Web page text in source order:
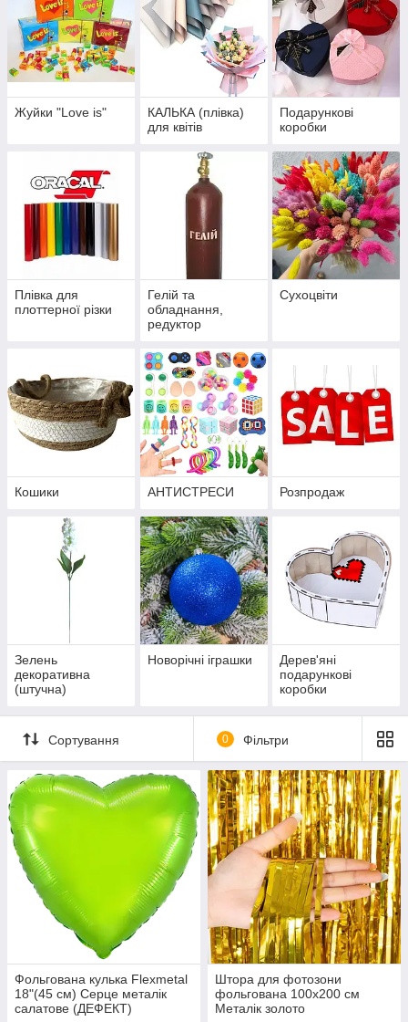
Жуйки "Love is"
КАЛЬКА (плівка)
для квітів
Подарункові
коробки
Плівка для
плоттерної різки
Гелій та
обладнання,
редуктор
Сухоцвіти
Кошики АНТИСТРЕСИ Розпродаж
Зелень
декоративна
(штучна)
Новорічні іграшки
Дерев'яні
подарункові
коробки
Сортування 0 Фільтри
Фольгована кулька Flexmetal
18"(45 см) Серце металік
салатове (ДЕФЕКТ)
Штора для фотозони
фольгована 100х200 см
Металік золото